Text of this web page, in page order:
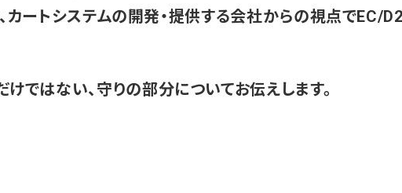
カートシステムの開発・提供する会社からの視点でEC/
ではない、守りの部分についてお伝えします。